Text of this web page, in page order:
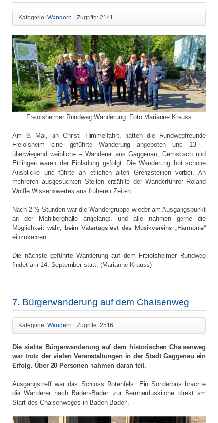
Kategorie: Wandern Zugriffe: 2141
Freiolsheimer Rundweg Wanderung. Foto Marianne Krauss
Am 9. Mai, an Christi Himmelfahrt, hatten die Rundwegfreunde
Freiolsheim eine geführte Wanderung angeboten und 13 –
überwiegend weibliche – Wanderer aus Gaggenau, Gernsbach und
Ettlingen waren der Einladung gefolgt. Die Wanderung bot schöne
Ausblicke und führte an etlichen alten Grenzsteinen vorbei. An
mehreren ausgesuchten Stellen erzählte der Wanderführer Roland
Wölfle Wissenswertes aus früheren Zeiten.
Nach 2 ½ Stunden war die Wandergruppe wieder am Ausgangspunkt
an der Mahlberghalle angelangt, und alle nahmen gerne die
Möglichkeit wahr, beim Vatertagsfest des Musikvereins „Harmonie“
einzukehren.
Die nächste geführte Wanderung auf dem Freiolsheimer Rundweg
findet am 14. September statt. (Marianne Krauss)
7. Bürgerwanderung auf dem Chaisenweg
Kategorie: Wandern Zugriffe: 2516
Die siebte Bürgerwanderung auf dem historischen Chaisenweg
war trotz der vielen Veranstaltungen in der Stadt Gaggenau ein
Erfolg. Über 20 Personen nahmen daran teil.
Ausgangstreff war das Schloss Rotenfels. Ein Sonderbus brachte
die Wanderer nach Baden-Baden zur Bernharduskirche direkt am
Start des Chaisenweges in Baden-Baden.